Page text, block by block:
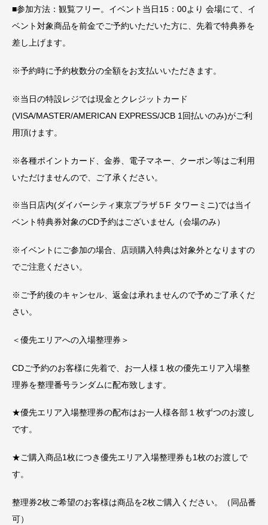
■参加方法：観覧フリー。イベント当日15：00より 会場にて、イ
ベント対象商品を前金でご予約いただいた方に、先着で特典券を
差し上げます。
※予約時に予約枚数分の全額をお支払いいただきます。
※当日の特設レジでは現金とクレジットカード
(VISA/MASTER/AMERICAN EXPRESS/JCB 1回払いのみ)がご利
用頂けます。
※各種ポイントカード、金券、電子マネー、クーポン等はご利用
いただけませんので、ご了承ください。
※当日店内(ダイバーシティ東京プラザ５F タワーミニ)では当イ
ベント特典券対象のCD予約はございません（会場のみ）
※イベントにご参加の場合、店頭購入特典は対象外となりますの
でご注意ください。
※ご予約後のキャンセル、返金は承れませんので予めご了承くだ
さい。
＜優先エリアへの入場整理券＞
CDご予約のお客様に先着で、お一人様１枚の優先エリア入場整
理券を整理番号ランダムに配布致します。
★優先エリア入場整理券の配布はお一人様各部１枚ずつのお渡し
です。
★ご購入商品1枚につき優先エリア入場整理券も1枚のお渡しで
す。
整理券2枚ご希望のお客様は商品を2枚ご購入ください。（同品番
可）